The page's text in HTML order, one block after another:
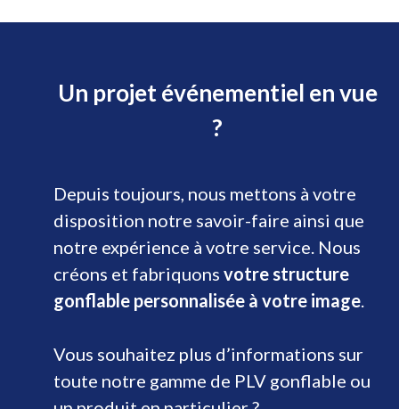
Un projet événementiel en vue
?
Depuis toujours, nous mettons à votre
disposition notre savoir-faire ainsi que
notre expérience à votre service. Nous
créons et fabriquons votre structure
gonflable personnalisée à votre image.
Vous souhaitez plus d’informations sur
toute notre gamme de PLV gonflable ou